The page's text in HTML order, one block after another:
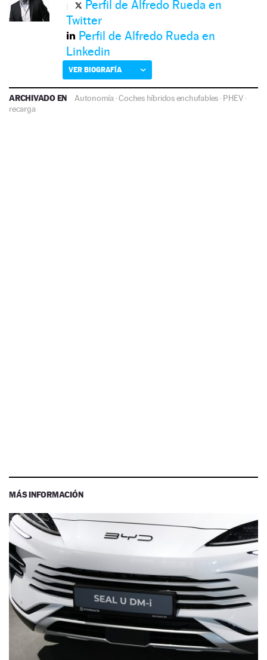
Perfil de Alfredo Rueda en
Twitter
Perfil de Alfredo Rueda en
Linkedin
VER BIOGRAFÍA
ARCHIVADO EN Autonomía·Coches híbridos enchufables ·PHEV ·
recarga
MÁS INFORMACIÓN